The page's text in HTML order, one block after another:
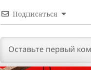
Подписаться